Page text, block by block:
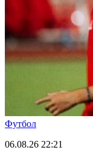
Футбол
06.08.26 22:21